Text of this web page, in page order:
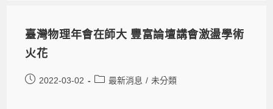
臺灣物理年會在師大 豐富論壇講會激盪學術
火花
2022-03-02 最新消息 / 未分類